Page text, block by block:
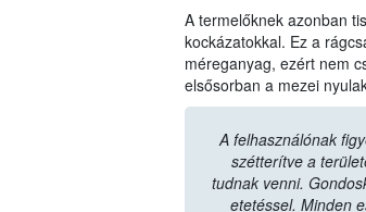
A termelőknek azonban
kockázatokkal. Ez a
méreganyag, ezért nem
elsősorban a mezei
A felhasználónak
szétterítve a
tudnak venni.
etetéssel. Minden